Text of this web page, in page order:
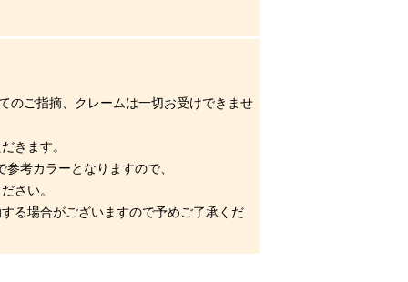
のご指摘、クレームは一切お受けできませ
きます。
考カラーとなりますので、
さい。
る場合がございますので予めご了承くだ